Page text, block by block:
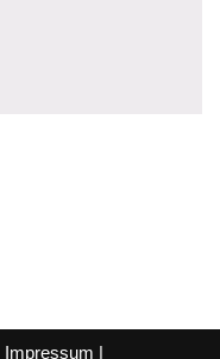
Impressum |